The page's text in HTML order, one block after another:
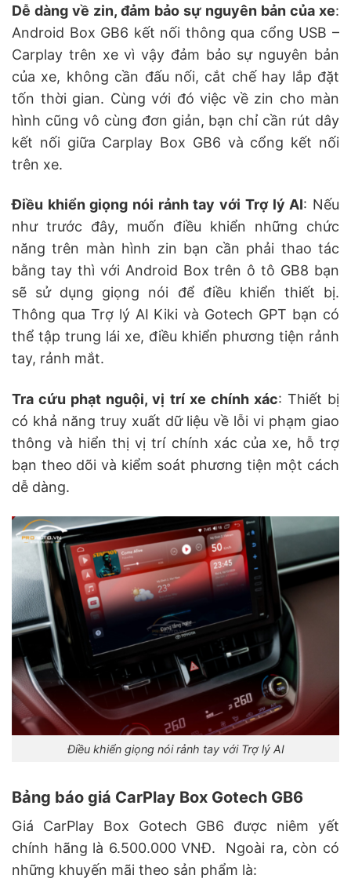
Dễ dàng về zin, đảm bảo sự nguyên bản của xe:
Android Box GB6 kết nối thông qua cổng USB –
Carplay trên xe vì vậy đảm bảo sự nguyên bản
của xe, không cần đấu nối, cắt chế hay lắp đặt
tốn thời gian. Cùng với đó việc về zin cho màn
hình cũng vô cùng đơn giản, bạn chỉ cần rút dây
kết nối giữa Carplay Box GB6 và cổng kết nối
trên xe.
Điều khiển giọng nói rảnh tay với Trợ lý AI: Nếu
như trước đây, muốn điều khiển những chức
năng trên màn hình zin bạn cần phải thao tác
bằng tay thì với Android Box trên ô tô GB8 bạn
sẽ sử dụng giọng nói để điều khiển thiết bị.
Thông qua Trợ lý AI Kiki và Gotech GPT bạn có
thể tập trung lái xe, điều khiển phương tiện rảnh
tay, rảnh mắt.
Tra cứu phạt nguội, vị trí xe chính xác: Thiết bị
có khả năng truy xuất dữ liệu về lỗi vi phạm giao
thông và hiển thị vị trí chính xác của xe, hỗ trợ
bạn theo dõi và kiểm soát phương tiện một cách
dễ dàng.
Điều khiển giọng nói rảnh tay với Trợ lý AI
Bảng báo giá CarPlay Box Gotech GB6
Giá CarPlay Box Gotech GB6 được niêm yết
chính hãng là 6.500.000 VNĐ. Ngoài ra, còn có
những khuyến mãi theo sản phẩm là: